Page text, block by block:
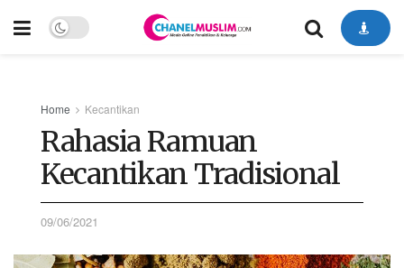
Home Kecantikan
Rahasia Ramuan
Kecantikan Tradisional
09/06/2021